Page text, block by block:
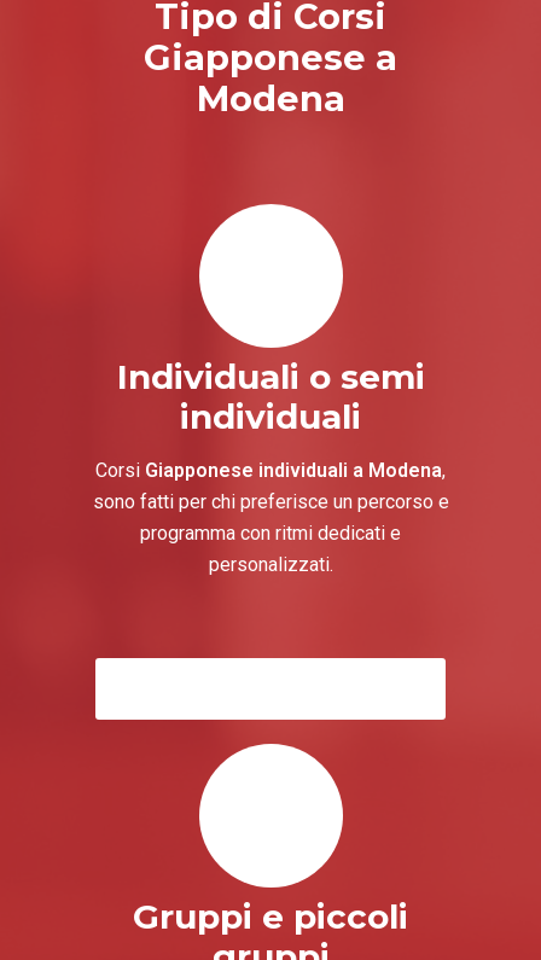
Tipo di Corsi
Giapponese a
Modena
Individuali o semi
individuali
Corsi Giapponese individuali a Modena,
sono fatti per chi preferisce un percorso e
programma con ritmi dedicati e
personalizzati.
Gruppi e piccoli